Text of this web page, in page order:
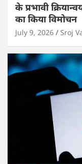
के प्रभावी
का किया विमोचन
July 9, 2026 Sroj